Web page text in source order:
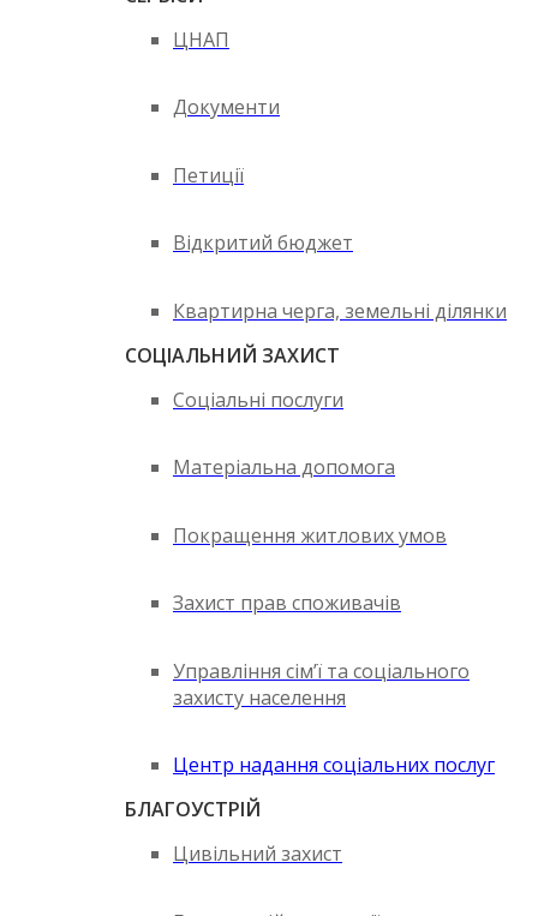
ЦНАП
Документи
Петиції
Відкритий бюджет
Квартирна черга, земельні ділянки
СОЦІАЛЬНИЙ ЗАХИСТ
Соціальні послуги
Матеріальна допомога
Покращення житлових умов
Захист прав споживачів
Управління сім’ї та соціального
захисту населення
Центр надання соціальних послуг
БЛАГОУСТРІЙ
Цивільний захист